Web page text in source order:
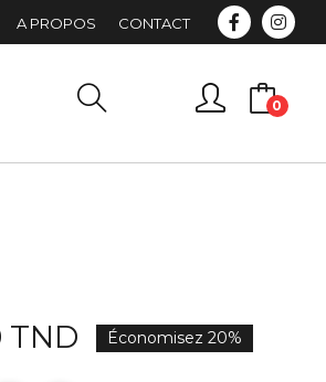
A PROPOS CONTACT
0
TND Économisez 20%